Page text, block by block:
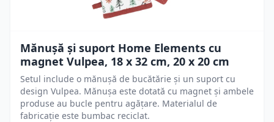
Mănușă și suport Home Elements cu
magnet Vulpea, 18 x 32 cm, 20 x 20 cm
Setul include o mănușă de bucătărie și un suport cu
design Vulpea. Mănușa este dotată cu magnet și ambele
produse au bucle pentru agățare. Materialul de
fabricație este bumbac reciclat.